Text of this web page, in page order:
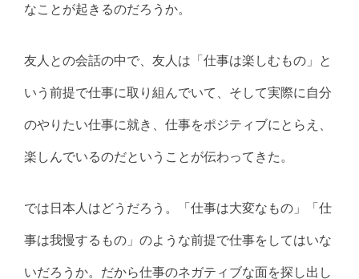
なことが起きるのだろうか。
友人との会話の中で、友人は「仕事は楽しむもの」と
いう前提で仕事に取り組んでいて、そして実際に自分
のやりたい仕事に就き、仕事をポジティブにとらえ、
楽しんでいるのだということが伝わってきた。
では日本人はどうだろう。「仕事は大変なもの」「仕
事は我慢するもの」のような前提で仕事をしてはいな
いだろうか。だから仕事のネガティブな面を探し出し